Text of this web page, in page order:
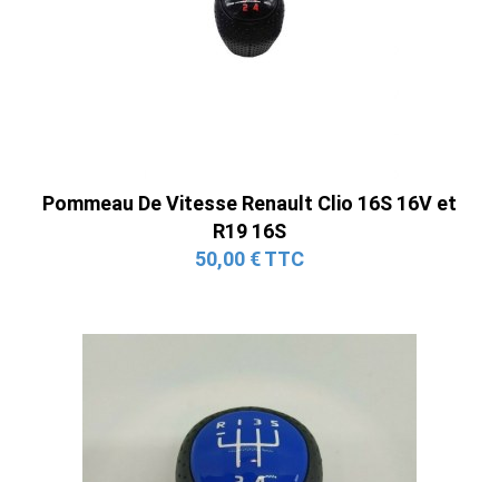
Pommeau De Vitesse Renault Clio 16S 16V et
R19 16S
50,00 € TTC